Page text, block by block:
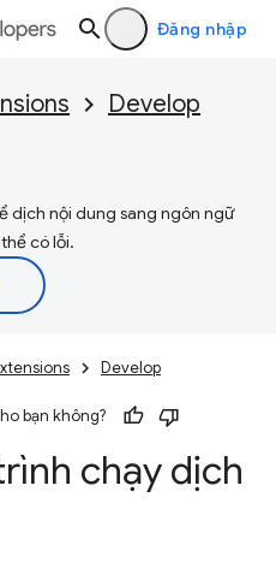
Đăng nhập
Develop
dịch nội dung sang ngôn ngữ
có lỗi.
Develop
bạn không?
chạy dịch